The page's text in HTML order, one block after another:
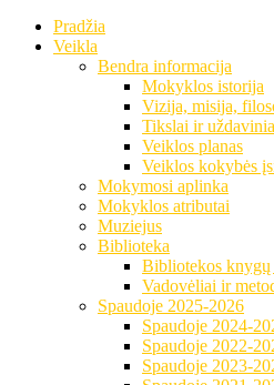
Pradžia
Veikla
Bendra informacija
Mokyklos istorija
Vizija, misija,
Tikslai ir
Veiklos planas
Veiklos kokybės
Mokymosi aplinka
Mokyklos atributai
Muziejus
Biblioteka
Bibliotekos knygų
Vadovėliai ir
Spaudoje 2025-2026
Spaudoje 2024-
Spaudoje 2022-
Spaudoje 2023-